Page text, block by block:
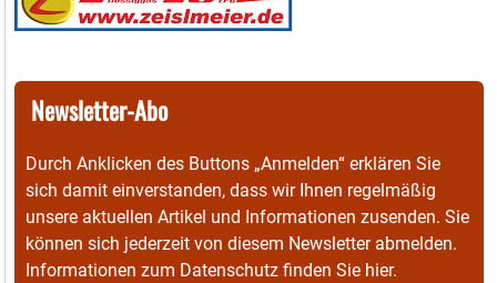
Newsletter-Abo
Durch Anklicken des Buttons „Anmelden“ erklären Sie
sich damit einverstanden, dass wir Ihnen regelmäßig
unsere aktuellen Artikel und Informationen zusenden. Sie
können sich jederzeit von diesem Newsletter abmelden.
Informationen zum Datenschutz finden Sie hier.